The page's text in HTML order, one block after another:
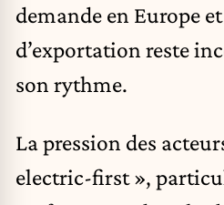
demande en Europe
d’exportation reste
son rythme.
La pression des
electric-first »,